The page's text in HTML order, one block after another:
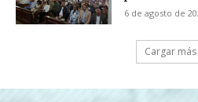
6 de agosto de
Cargar más